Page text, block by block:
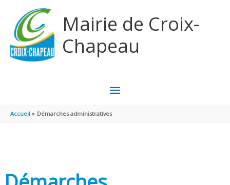
Mairie de Croix-
Chapeau
MENU
PRINCIPAL
Accueil Démarches administratives